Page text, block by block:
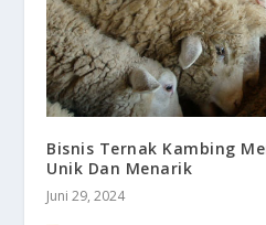
Bisnis Ternak Kambing
Unik Dan Menarik
Juni 29, 2024